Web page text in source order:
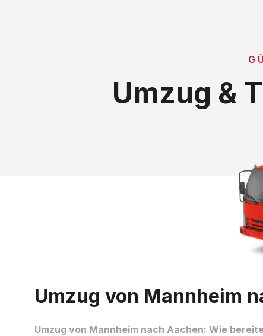
Umzug &
Umzug von Mannheim
Umzug von Mannheim nach Aachen: Wie